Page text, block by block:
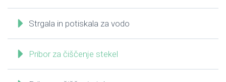
Strgala in potiskala za vodo
Pribor za čiščenje stekel